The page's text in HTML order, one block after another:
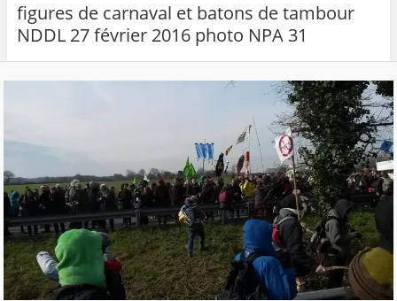
figures de carnaval et batons de tambour
NDDL 27 février 2016 photo NPA 31